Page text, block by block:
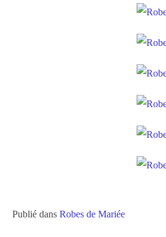
Publié dans Robes de Mariée